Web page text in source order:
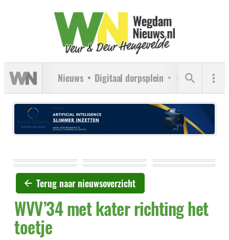
Nieuws Digitaal dorpsplein Verenigingen
Terug naar nieuwsoverzicht
WVV’34 met kater richting het
toetje